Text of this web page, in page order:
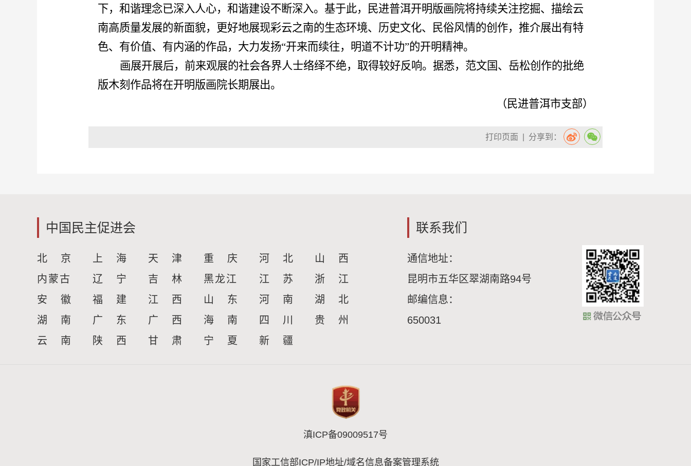
下，和谐理念已深入人心，和谐建设不断深入。基于此，民进普洱开明版画院将持续关注挖掘、描绘云
南高质量发展的新面貌，更好地展现彩云之南的生态环境、历史文化、民俗风情的创作，推介展出有特
色、有价值、有内涵的作品，大力发扬“开来而续往，明道不计功”的开明精神。
画展开展后，前来观展的社会各界人士络绎不绝，取得较好反响。据悉，范文国、岳松创作的批绝
版木刻作品将在开明版画院长期展出。
（民进普洱市支部）
| 分享到：
打印页面
中国民主促进会
北 京 上 海 天 津 重 庆 河 北
山 西
内蒙古
辽 宁 吉 林 黑龙江 江 苏
浙 江
安 徽
福 建 江 西 山 东 河 南
湖 北
湖 南
广 东 广 西 海 南 四 川
贵 州
云 南
陕 西 甘 肃 宁 夏 新 疆
联系我们
通信地址：
昆明市五华区翠湖南路94号
邮编信息：
650031
滇ICP备09009517号
国家工信部ICP/IP地址/域名信息备案管理系统